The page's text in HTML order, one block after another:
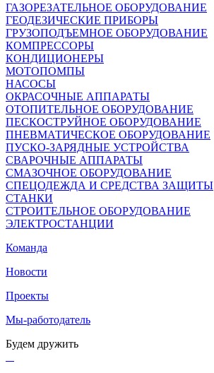
ГАЗОРЕЗАТЕЛЬНОЕ ОБОРУДОВАНИЕ
ГЕОДЕЗИЧЕСКИЕ ПРИБОРЫ
ГРУЗОПОДЪЕМНОЕ ОБОРУДОВАНИЕ
КОМПРЕССОРЫ
КОНДИЦИОНЕРЫ
МОТОПОМПЫ
НАСОСЫ
ОКРАСОЧНЫЕ АППАРАТЫ
ОТОПИТЕЛЬНОЕ ОБОРУДОВАНИЕ
ПЕСКОСТРУЙНОЕ ОБОРУДОВАНИЕ
ПНЕВМАТИЧЕСКОЕ ОБОРУДОВАНИЕ
ПУСКО-ЗАРЯДНЫЕ УСТРОЙСТВА
СВАРОЧНЫЕ АППАРАТЫ
СМАЗОЧНОЕ ОБОРУДОВАНИЕ
СПЕЦОДЕЖДА И СРЕДСТВА ЗАЩИТЫ
СТАНКИ
СТРОИТЕЛЬНОЕ ОБОРУДОВАНИЕ
ЭЛЕКТРОСТАНЦИИ
Команда
Новости
Проекты
Мы-работодатель
Будем дружить